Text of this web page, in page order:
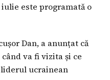
este programată o
Dan, a anunțat că
va fi vizita și ce
ucrainean